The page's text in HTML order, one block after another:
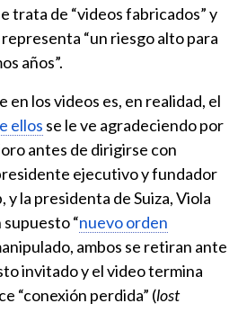
trata de “videos fabricados” y
representa “un riesgo alto para
años”.
en los videos es, en realidad, el
ellos se le ve agradeciendo por
antes de dirigirse con
ejecutivo y fundador
y la presidenta de Suiza, Viola
“nuevo orden
ambos se retiran ante
invitado y el video termina
“conexión perdida” (lost